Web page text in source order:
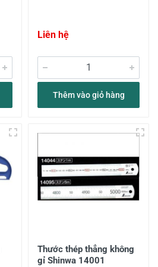
Liên hệ
Thêm vào giỏ hàng
Thước thép thẳng không
gỉ Shinwa 14001